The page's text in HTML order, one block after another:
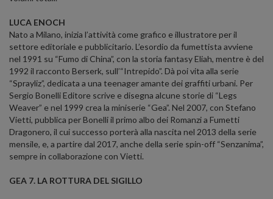
LUCA ENOCH
Nato a Milano, inizia l’attività come grafico e illustratore per il
settore editoriale e pubblicitario. L’esordio da fumettista avviene
nel 1991 su “Fumo di China”, con la storia fantasy Eliah, mentre è del
1992 il racconto Berserk, sull’“Intrepido”. Dà poi vita alla serie
“Sprayliz”, dedicata a una teenager amante dei graffiti urbani. Per
Sergio Bonelli Editore scrive e disegna alcune storie di “Legs
Weaver” e nel 1999 crea la miniserie “Gea”. Nel 2007, con Stefano
Vietti, pubblica per Bonelli il primo albo dei Romanzi a Fumetti
Dragonero, il cui successo porterà alla nascita nel 2013 della serie
mensile, e, a partire dal 2017, anche della serie spin-off “Senzanima”,
sempre in collaborazione con Vietti.
GEA 7. LA ROTTURA DEL SIGILLO